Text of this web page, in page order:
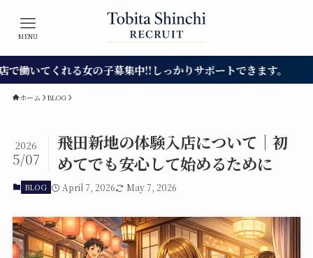
MENU
くれる女の子募集中!!しっかりサポートできます。
ホーム BLOG
飛田新地の体験入店について｜初
めてでも安心して始めるために
2026
5/07
BLOG April 7, 2026 May 7, 2026